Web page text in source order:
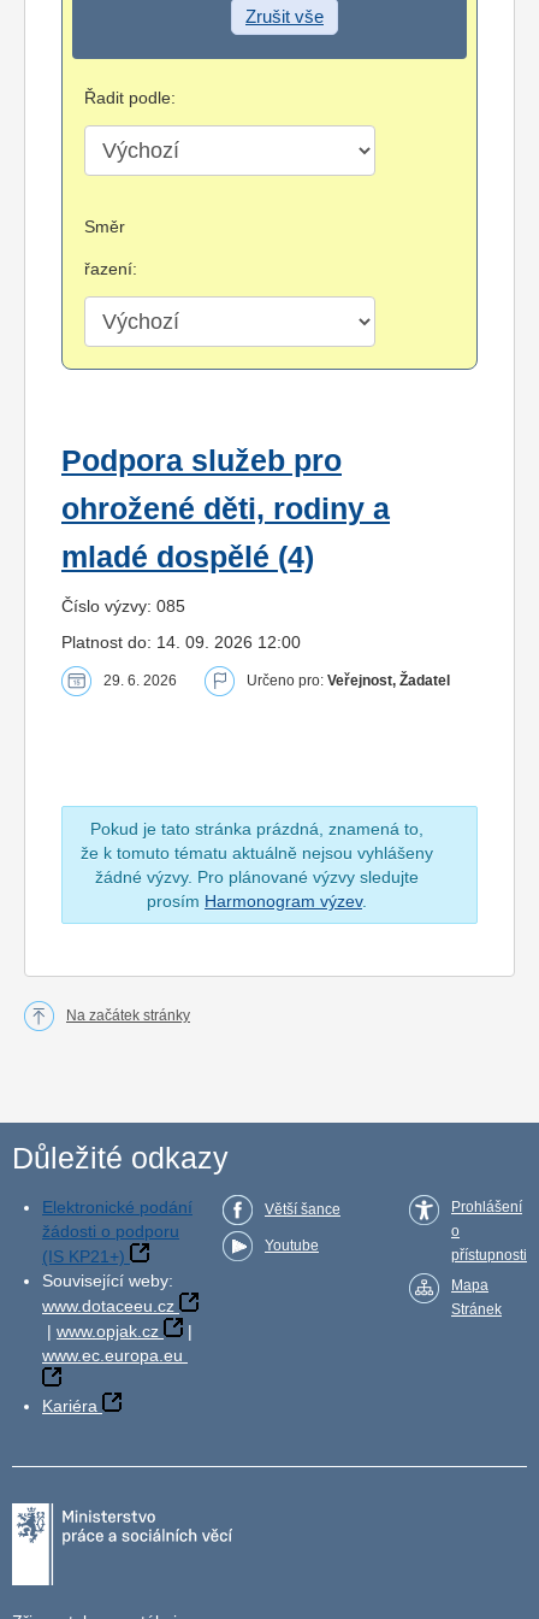
Zrušit vše
Řadit podle:
Směr
řazení:
Podpora služeb pro
ohrožené děti, rodiny a
mladé dospělé (4)
Číslo výzvy: 085
Platnost do: 14. 09. 2026 12:00
29. 6. 2026 Určeno pro: Veřejnost, Žadatel
Pokud je tato stránka prázdná, znamená to,
že k tomuto tématu aktuálně nejsou vyhlášeny
žádné výzvy. Pro plánované výzvy sledujte
prosím Harmonogram výzev.
Na začátek stránky
Důležité odkazy
Elektronické podání
žádosti o podporu
(IS KP21+)
Související weby:
www.dotaceeu.cz
| www.opjak.cz
|
www.ec.europa.eu
Kariéra
Větší šance
Youtube
Prohlášení
o
přístupnosti
Mapa
Stránek